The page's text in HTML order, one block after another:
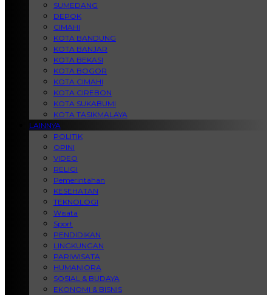
SUMEDANG
DEPOK
CIMAHI
KOTA BANDUNG
KOTA BANJAR
KOTA BEKASI
KOTA BOGOR
KOTA CIMAHI
KOTA CIREBON
KOTA SUKABUMI
KOTA TASIKMALAYA
LAINNYA
POLITIK
OPINI
VIDEO
RELIGI
Pemerintahan
KESEHATAN
TEKNOLOGI
Wisata
Sport
PENDIDIKAN
LINGKUNGAN
PARIWISATA
HUMANIORA
SOSIAL & BUDAYA
EKONOMI & BISNIS